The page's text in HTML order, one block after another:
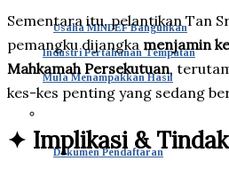
Usaha MINDEF Bangunkan
Industri Pertahanan Tempatan
Mula Menampakkan Hasil
Dokumen Pendaftaran
Sementara itu, pelantikan Tan
pemangku dijangka menjamin
Mahkamah Persekutuan,
kes-kes penting yang sedang
✦ Implikasi &